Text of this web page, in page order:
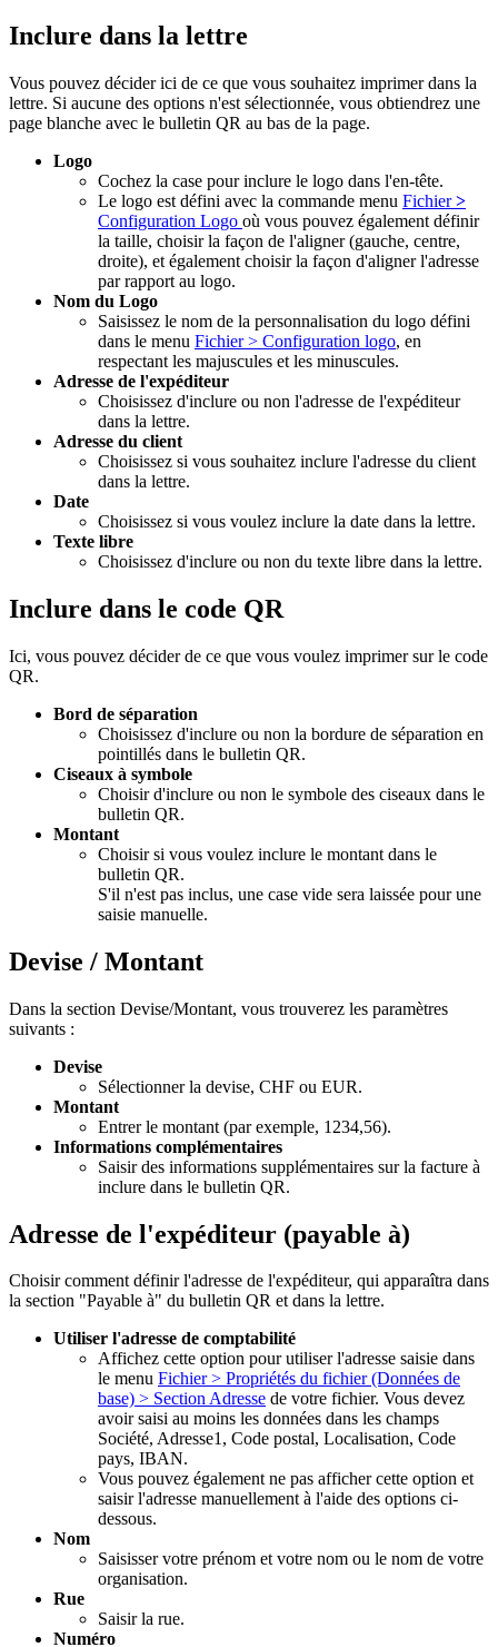
Inclure dans la lettre
Vous pouvez décider ici de ce que vous souhaitez imprimer dans la
lettre. Si aucune des options n'est sélectionnée, vous obtiendrez une
page blanche avec le bulletin QR au bas de la page.
Logo
Cochez la case pour inclure le logo dans l'en-tête.
Le logo est défini avec la commande menu Fichier>
Configuration Logo où vous pouvez également définir
la taille, choisir la façon de l'aligner (gauche, centre,
droite), et également choisir la façon d'aligner l'adresse
par rapport au logo.
Nom du Logo
Saisissez le nom de la personnalisation du logo défini
dans le menu Fichier > Configuration logo, en
respectant les majuscules et les minuscules.
Adresse de l'expéditeur
Choisissez d'inclure ou non l'adresse de l'expéditeur
dans la lettre.
Adresse du client
Choisissez si vous souhaitez inclure l'adresse du client
dans la lettre.
Date
Choisissez si vous voulez inclure la date dans la lettre.
Texte libre
Choisissez d'inclure ou non du texte libre dans la lettre.
Inclure dans le code QR
Ici, vous pouvez décider de ce que vous voulez imprimer sur le code
QR.
Bord de séparation
Choisissez d'inclure ou non la bordure de séparation en
pointillés dans le bulletin QR.
Ciseaux à symbole
Choisir d'inclure ou non le symbole des ciseaux dans le
bulletin QR.
Montant
Choisir si vous voulez inclure le montant dans le
bulletin QR.
S'il n'est pas inclus, une case vide sera laissée pour une
saisie manuelle.
Devise / Montant
Dans la section Devise/Montant, vous trouverez les paramètres
suivants :
Devise
Sélectionner la devise, CHF ou EUR.
Montant
Entrer le montant (par exemple, 1234,56).
Informations complémentaires
Saisir des informations supplémentaires sur la facture à
inclure dans le bulletin QR.
Adresse de l'expéditeur (payable à)
Choisir comment définir l'adresse de l'expéditeur, qui apparaîtra dans
la section "Payable à" du bulletin QR et dans la lettre.
Utiliser l'adresse de comptabilité
Affichez cette option pour utiliser l'adresse saisie dans
le menu Fichier > Propriétés du fichier (Données de
base) > Section Adresse de votre fichier. Vous devez
avoir saisi au moins les données dans les champs
Société, Adresse1, Code postal, Localisation, Code
pays, IBAN.
Vous pouvez également ne pas afficher cette option et
saisir l'adresse manuellement à l'aide des options ci-
dessous.
Nom
Saisisser votre prénom et votre nom ou le nom de votre
organisation.
Rue
Saisir la rue.
Numéro